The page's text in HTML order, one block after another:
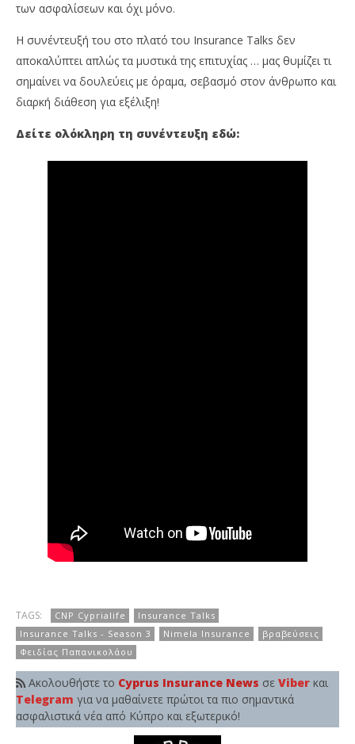
των ασφαλίσεων και όχι μόνο.
Η συνέντευξή του στο πλατό του Insurance Talks δεν
αποκαλύπτει απλώς τα μυστικά της επιτυχίας … μας θυμίζει τι
σημαίνει να δουλεύεις με όραμα, σεβασμό στον άνθρωπο και
διαρκή διάθεση για εξέλιξη!
Δείτε ολόκληρη τη συνέντευξη εδώ:
TAGS: CNP Cyprialife
Insurance Talks
Insurance Talks - Season 3
Nimela Insurance
βραβεύσεις
Φειδίας Παπανικολάου
Ακολουθήστε το Cyprus Insurance News σε Viber και
Telegram για να μαθαίνετε πρώτοι τα πιο σημαντικά
ασφαλιστικά νέα από Κύπρο και εξωτερικό!